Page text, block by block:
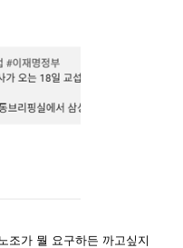
조가 뭘 요구하든 까고싶지